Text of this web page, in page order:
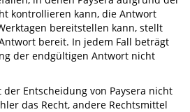
kontrollieren kann, die Antwort
bereitstellen kann, stellt
bereit. In jedem Fall beträgt
der endgültigen Antwort nicht
Entscheidung von Paysera nicht
das Recht, andere Rechtsmittel